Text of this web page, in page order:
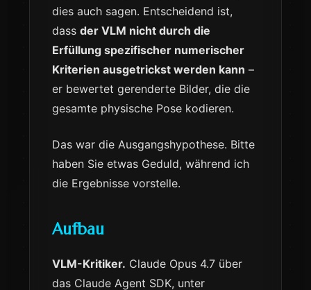
dies auch sagen. Entscheidend ist,
dass der VLM nicht durch die
Erfüllung spezifischer numerischer
Kriterien ausgetrickst werden kann –
er bewertet gerenderte Bilder, die die
gesamte physische Pose kodieren.
Das war die Ausgangshypothese. Bitte
haben Sie etwas Geduld, während ich
die Ergebnisse vorstelle.
Aufbau
VLM-Kritiker. Claude Opus 4.7 über
das Claude Agent SDK, unter